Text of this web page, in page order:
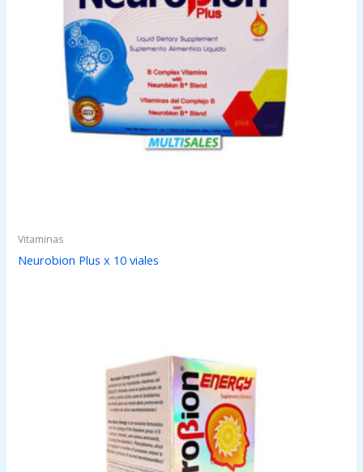
Vitaminas
Neurobion Plus x 10 viales